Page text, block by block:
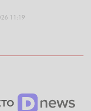
11:19